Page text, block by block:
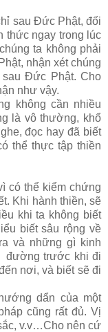
sau Đức Phật, đối
thức ngay trong lúc
ta không phải
nhận xét chúng
Đức Phật. Cho
như vậy.
không cần nhiều
là vô thường, khổ
đọc hay đã biết
thể thực tập thiền
có thể kiểm chứng
Khi hành thiền, sẽ
khi ta không biết
biết sâu rộng về
và những gì kinh
đường trước khi đi
nơi, và biết sẽ đi
dẩn của một
cũng rất đủ. Vị
v.v…Cho nên cứ